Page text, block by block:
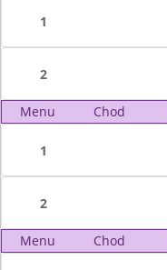
1
2
Menu Chod
1
2
Menu Chod